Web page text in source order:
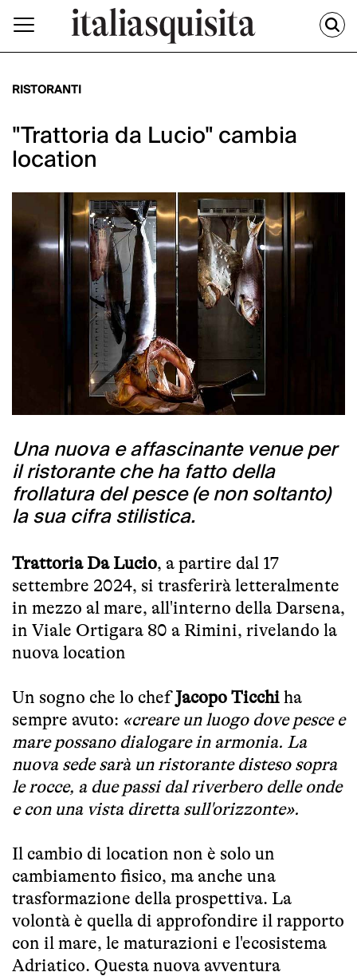
RISTORANTI
"Trattoria da Lucio" cambia
location
Una nuova e affascinante venue per
il ristorante che ha fatto della
frollatura del pesce (e non soltanto)
la sua cifra stilistica.
Trattoria Da Lucio, a partire dal 17
settembre 2024, si trasferirà letteralmente
in mezzo al mare, all'interno della Darsena,
in Viale Ortigara 80 a Rimini, rivelando la
nuova location
Un sogno che lo chefJacopo Ticchi ha
sempre avuto: «creare un luogo dove pesce e
mare possano dialogare in armonia. La
nuova sede sarà un ristorante disteso sopra
le rocce, a due passi dal riverbero delle onde
e con una vista diretta sull'orizzonte».
Il cambio di location non è solo un
cambiamento fisico, ma anche una
trasformazione della prospettiva. La
volontà è quella di approfondire il rapporto
con il mare, le maturazioni e l'ecosistema
Adriatico. Questa nuova avventura